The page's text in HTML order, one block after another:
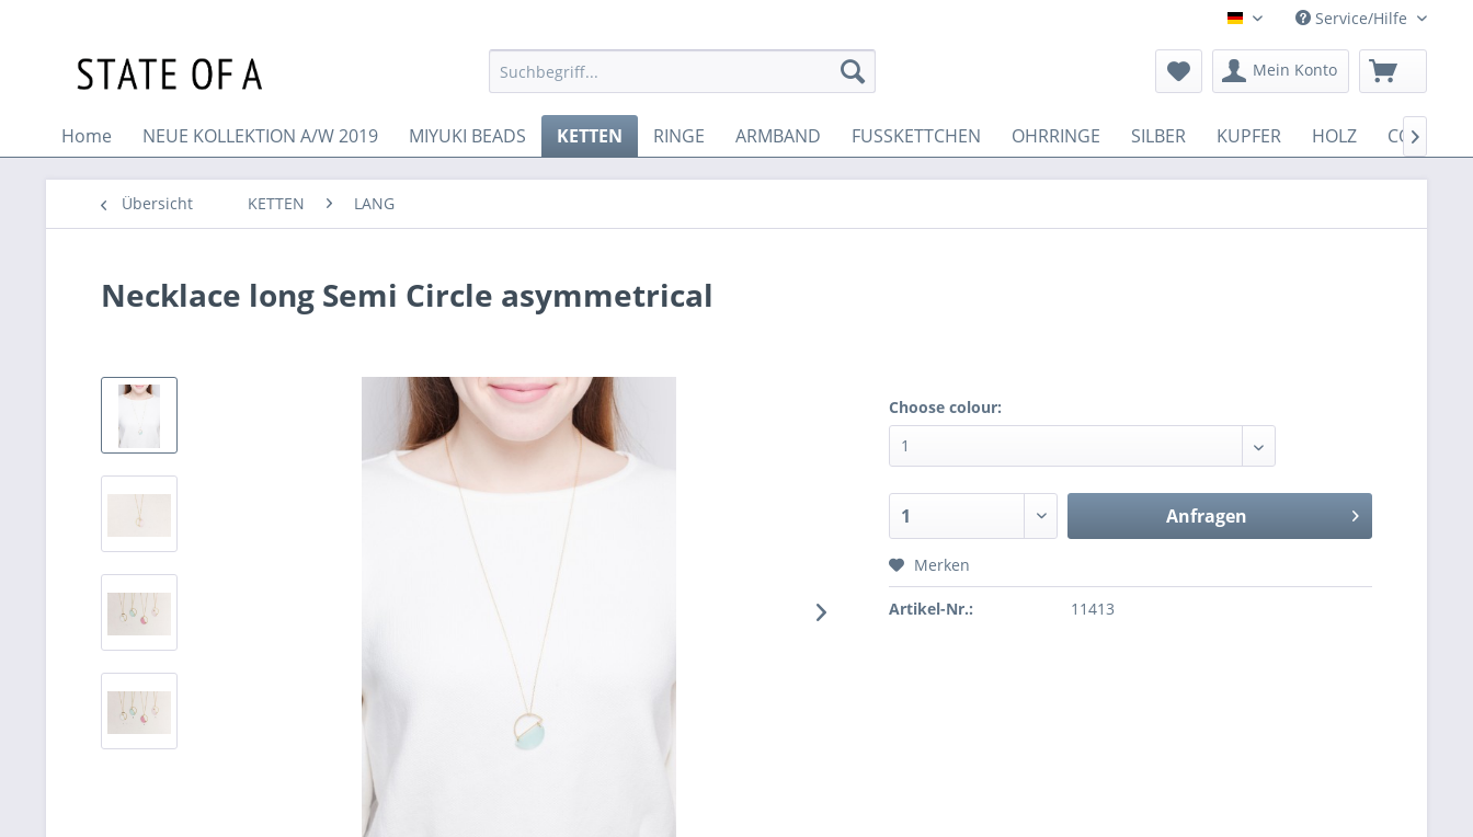
Deutsch Service/Hilfe
Mein Konto
Home NEUE KOLLEKTION A/W 2019 MIYUKI BEADS KETTEN RINGE ARMBAND FUSSKETTCHEN OHRRINGE SILBER KUPFER HOLZ COTTON

Übersicht KETTEN LANG
Necklace long Semi Circle asymmetrical
Choose colour:
Anfragen
Merken
Artikel-Nr.: 11413